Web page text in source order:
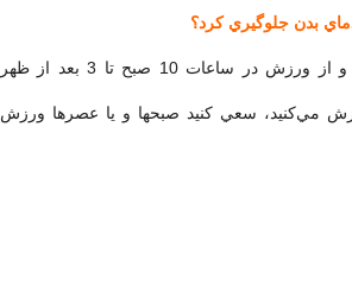
بدن جلوگيري كرد؟
* در ساعات گرم روز ، ورزش نكنيد و از ورزش در ساعات 10 صبح تا 3 بعد از ظهر
مي‌كنيد، سعي كنيد صبحها و يا عصرها ورزش